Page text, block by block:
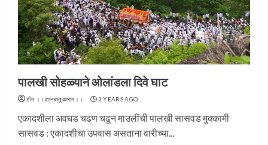
पालखी सोहळ्याने ओलांडला दिवे घाट
टीम ।।ज्ञानबातुकाराम।। 2 YEARS AGO
एकादशीला अवघड चढण चढून माउलींची पालखी सासवड मुक्कामी
सासवड : एकादशीचा उपवास असताना वारीच्या...